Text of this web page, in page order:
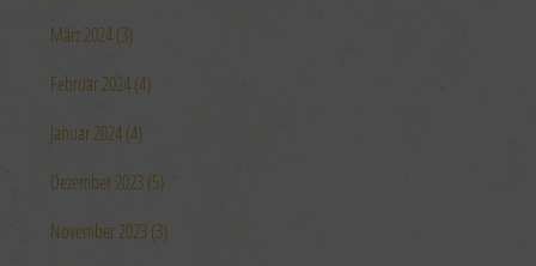
März 2024 (3)
Februar 2024 (4)
Januar 2024 (4)
Dezember 2023 (5)
November 2023 (3)